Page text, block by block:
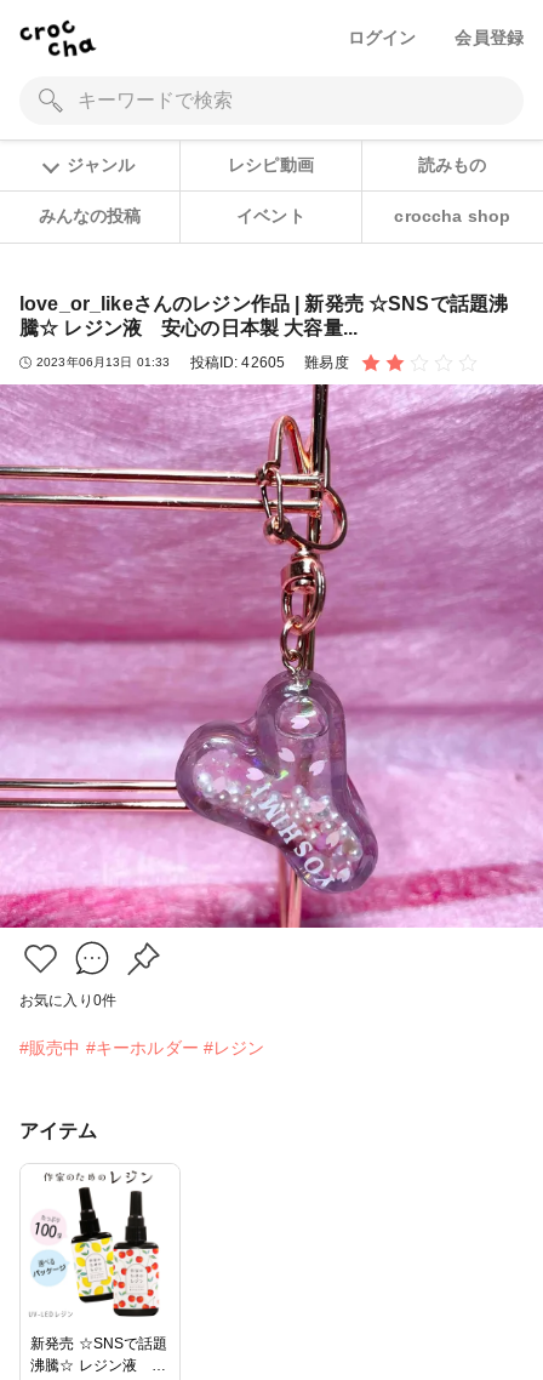
ログイン 会員登録
ジャンル レシピ動画 読みもの
みんなの投稿 イベント croccha shop
love_or_likeさんのレジン作品 | 新発売 ☆SNSで話題沸
騰☆ レジン液 安心の日本製 大容量...
2023年06月13日 01:33 投稿ID:42605 難易度
お気に入り 0件
#販売中 #キーホルダー #レジン
アイテム
新発売 ☆SNSで話題
沸騰☆ レジン液 安